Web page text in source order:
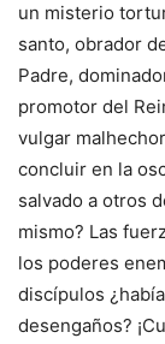
un misterio
santo, obrador
Padre,
promotor del
vulgar
concluir en la
salvado a otros
mismo? Las
los poderes
discípulos
desengaños?